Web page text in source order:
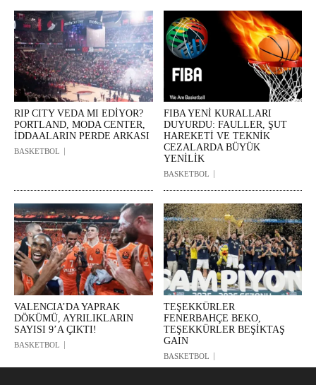
RIP CITY VEDA MI EDİYOR?
PORTLAND, MODA CENTER,
İDDAALARIN PERDE ARKASI
BASKETBOL
FIBA YENİ KURALLARI
DUYURDU: FAULLER, ŞUT
HAREKETİ VE TEKNİK
CEZALARDA BÜYÜK
YENİLİK
BASKETBOL
VALENCIA’DA YAPRAK
DÖKÜMÜ, AYRILIKLARIN
SAYISI 9’A ÇIKTI!
BASKETBOL
TEŞEKKÜRLER
FENERBAHÇE BEKO,
TEŞEKKÜRLER BEŞİKTAŞ
GAIN
BASKETBOL